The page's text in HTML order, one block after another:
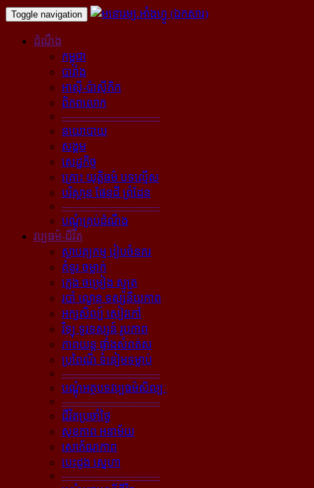
Toggle navigation
ដំណឹង
កម្ពុជា
បារាំង
អាស៊ី-ប៉ាស៊ីភិក
ពិភពលោក
----------------------------
នយោបាយ
សង្គម
សេដ្ឋកិច្ច
គ្រោះ យុត្តិធម៌ បទល្មើស
បរិស្ថាន ផែនដី ព្រំដែន
----------------------------
បណ្ដុំគ្រប់ដំណឹង
វប្បធម៌-ជីវិត
ស្ថាបត្យកម្ម រៀបចំនគរ
គំនូរ ចម្លាក់
ភ្លេង ចម្រៀង ស្មូត្រ
របាំ ល្ខោន ទស្សនីយភាព
អក្សសិល្ប៍ សៀវភៅ
វិទ្យុ ទូរទស្សន៍ រូបភាព
ភាពយន្ដ ផ្ទាំងសំពត់ស
ប្រពៃណី ទំនៀមទម្លាប់
----------------------------
បណ្ដុំអត្ថបទវប្បធម៌សិល្បៈ
----------------------------
ជីវិតប្រចាំថ្ងៃ
សុខភាព អនាម័យ
សោភ័ណភាព
បេះដូង ស្នេហា
----------------------------